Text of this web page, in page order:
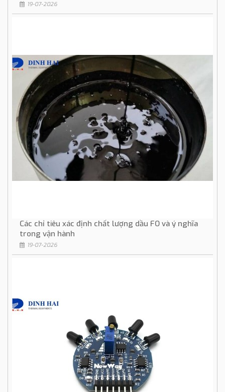
19-07-2026
Các chỉ tiêu xác định chất lượng dầu FO và ý nghĩa
trong vận hành
19-07-2026